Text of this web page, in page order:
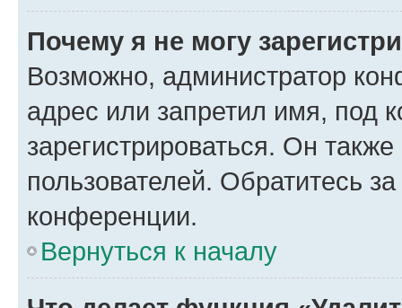
Почему я не могу
Возможно, администратор
адрес или запретил имя, под
зарегистрироваться. Он
пользователей. Обратитесь
конференции.
Вернуться к началу